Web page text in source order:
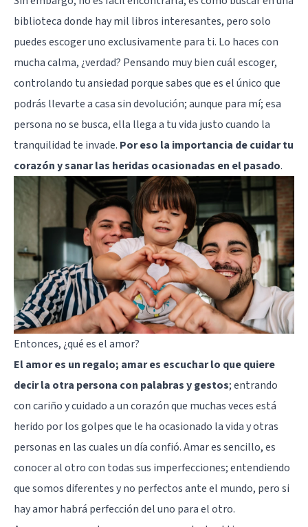
biblioteca donde hay mil libros interesantes, pero solo
puedes escoger uno exclusivamente para ti. Lo haces con
mucha calma, ¿verdad? Pensando muy bien cuál escoger,
controlando tu ansiedad porque sabes que es el único que
podrás llevarte a casa sin devolución; aunque para mí; esa
persona no se busca, ella llega a tu vida justo cuando la
tranquilidad te invade. Por eso la importancia de cuidar tu
corazón y sanar las heridas ocasionadas en el pasado.
Entonces, ¿qué es el amor?
El amor es un regalo; amar es escuchar lo que quiere
decir la otra persona con palabras y gestos; entrando
con cariño y cuidado a un corazón que muchas veces está
herido por los golpes que le ha ocasionado la vida y otras
personas en las cuales un día confió. Amar es sencillo, es
conocer al otro con todas sus imperfecciones; entendiendo
que somos diferentes y no perfectos ante el mundo, pero si
hay amor habrá perfección del uno para el otro.